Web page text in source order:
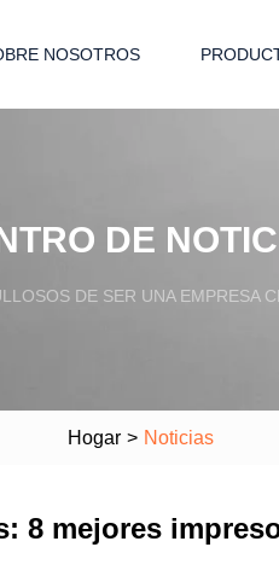
NOSOTROS
DE
DE SER UNA EMPRESA
Hogar > Noticias
8 mejores